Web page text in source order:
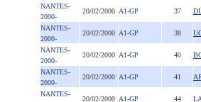
NANTES-
2000-
20/02/2000 A1-GP 37
NANTES-
2000-
20/02/2000 A1-GP 38
NANTES-
2000-
20/02/2000 A1-GP 40
NANTES-
2000-
20/02/2000 A1-GP 41
NANTES-
20/02/2000 A1-GP 44